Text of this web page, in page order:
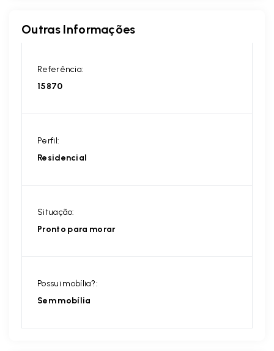
Outras Informações
Referência:
15870
Perfil:
Residencial
Situação:
Pronto para morar
Possui mobília?:
Sem mobília